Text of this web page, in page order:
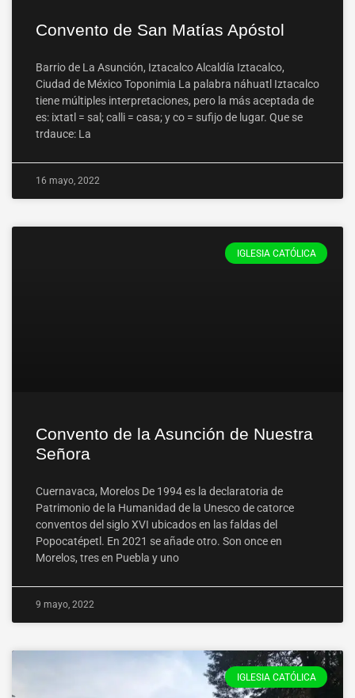
Convento de San Matías Apóstol
Barrio de La Asunción, Iztacalco Alcaldía Iztacalco,
Ciudad de México Toponimia La palabra náhuatl Iztacalco
tiene múltiples interpretaciones, pero la más aceptada de
es: ixtatl = sal; calli = casa; y co = sufijo de lugar. Que se
trdauce: La
16 mayo, 2022
IGLESIA CATÓLICA
Convento de la Asunción de Nuestra
Señora
Cuernavaca, Morelos De 1994 es la declaratoria de
Patrimonio de la Humanidad de la Unesco de catorce
conventos del siglo XVI ubicados en las faldas del
Popocatépetl. En 2021 se añade otro. Son once en
Morelos, tres en Puebla y uno
9 mayo, 2022
IGLESIA CATÓLICA